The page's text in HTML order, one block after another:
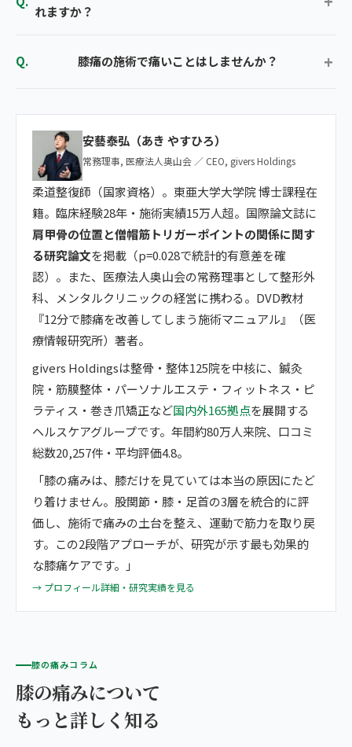
れますか？
膝痛の施術で痛いことはしませんか？
安藝泰弘（あき やすひろ）
常務理事, 医療法人奥山会 ／ CEO, givers Holdings
柔道整復師（国家資格）。東亜大学大学院 博士課程在
籍。臨床経験28年・施術実績15万人超。国際論文誌に
肩甲骨の位置と僧帽筋トリガーポイントの関係に関す
る研究論文を掲載（p=0.028で統計的有意差を確
認）。また、医療法人奥山会の常務理事として整形外
科、メンタルクリニックの経営に携わる。DVD教材
『12分で膝痛を改善してしまう施術マニュアル』（医
療情報研究所）著者。
givers Holdingsは整骨・整体125院を中核に、鍼灸
院・筋膜整体・パーソナルエステ・フィットネス・ピ
ラティス・巻き爪矯正など国内外165拠点を展開する
ヘルスケアグループです。年間約80万人来院、口コミ
総数20,257件・平均評価4.8。
「膝の痛みは、膝だけを見ていては本当の原因にたど
り着けません。股関節・膝・足首の3層を統合的に評
価し、施術で痛みの土台を整え、運動で筋力を取り戻
す。この2段階アプローチが、研究が示す最も効果的
な膝痛ケアです。」
→ プロフィール詳細・研究実績を見る
膝の痛みコラム
膝の痛みについて
もっと詳しく知る